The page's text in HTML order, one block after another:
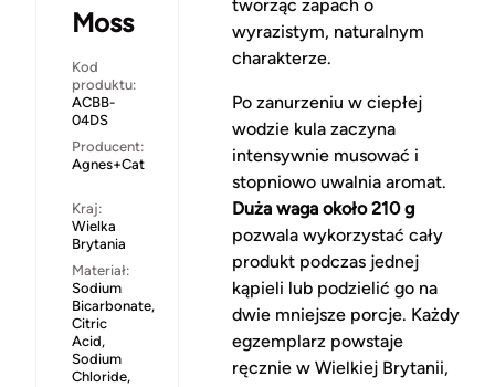
Moss
Kod
produktu:
ACBB-
04DS
Producent:
Agnes+Cat
Kraj:
Wielka
Brytania
Materiał:
Sodium
Bicarbonate,
Citric
Acid,
Sodium
Chloride,
tworząc zapach o
wyrazistym, naturalnym
charakterze.
Po zanurzeniu w ciepłej
wodzie kula zaczyna
intensywnie musować i
stopniowo uwalnia aromat.
Duża waga około 210 g
pozwala wykorzystać cały
produkt podczas jednej
kąpieli lub podzielić go na
dwie mniejsze porcje. Każdy
egzemplarz powstaje
ręcznie w Wielkiej Brytanii,